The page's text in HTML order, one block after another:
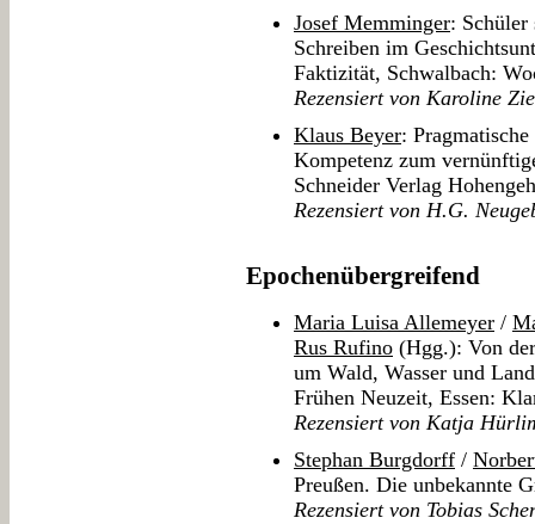
Josef Memminger: Schüler
Schreiben im
Faktizität, Schwalbach:
Rezensiert von Karoline
Klaus Beyer:
Kompetenz zum
Schneider Verlag
Rezensiert von H.G.
Epochenübergreifend
Maria Luisa Allemeyer /
Rus Rufino (Hgg.): Von
um Wald, Wasser und
Frühen Neuzeit, Essen:
Rezensiert von Katja
Stephan Burgdorff /
Preußen. Die unbekannte
Rezensiert von Tobias